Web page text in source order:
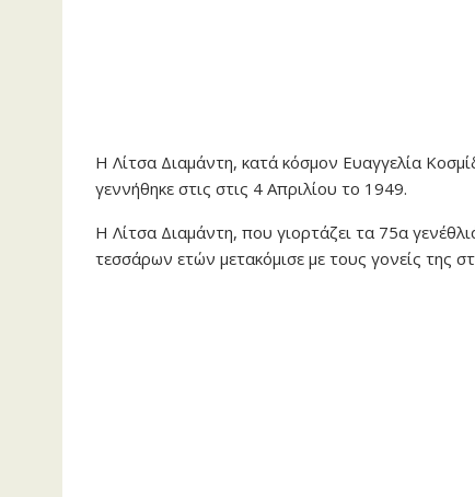
Η Λίτσα Διαμάντη, κατά κόσμον Ευαγγελία
γεννήθηκε στις στις 4 Απριλίου το 1949.
Η Λίτσα Διαμάντη, που γιορτάζει τα 75α
τεσσάρων ετών μετακόμισε με τους γονείς της